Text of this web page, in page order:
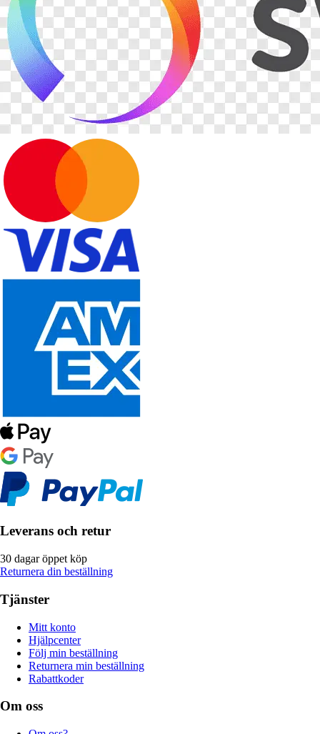
Leverans och retur
30 dagar öppet köp
Returnera din beställning
Tjänster
Mitt konto
Hjälpcenter
Följ min beställning
Returnera min beställning
Rabattkoder
Om oss